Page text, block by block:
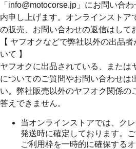
「info@motocorse.jp」にお問い合
内申し上げます。オンラインストア
の販売、お問い合わせの返信はして
【 ヤフオクなどで弊社以外の出品
いて 】
ヤフオクに出品されている、または
についてのご質問やお問い合わせは
い。弊社販売以外のヤフオク関係の
答えできません。
当オンラインストアでは、ク
発送時に確定しております。
ご利用枠を一時的に確保する